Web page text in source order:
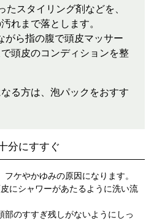
スタイリング剤などを、
れまで落とします。
がら指の腹で頭皮マッサー
頭皮のコンディションを整
る方は、泡パックをおすす
分にすすぐ
ケやかゆみの原因になります。
にシャワーがあたるように洗い流
のすすぎ残しがないようにしっ